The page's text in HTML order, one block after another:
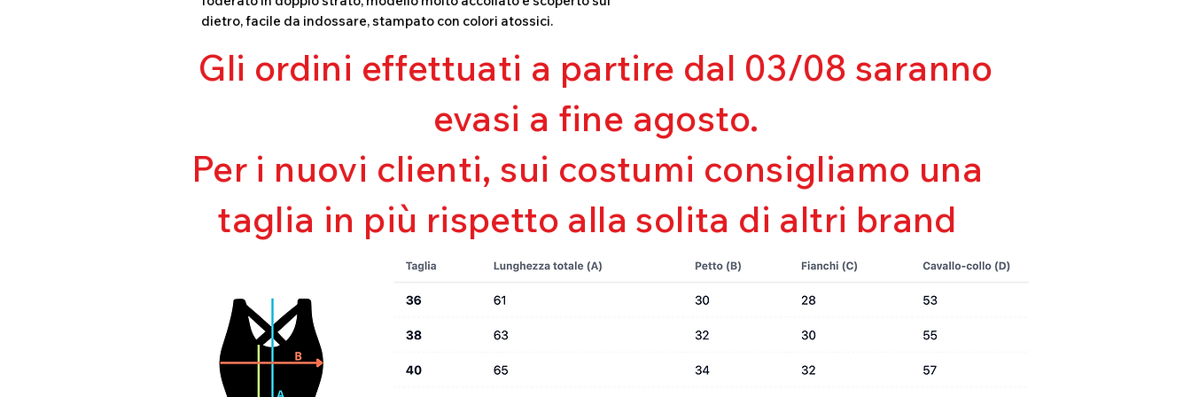
dietro, facile da indossare, stampato con colori atossici.
Bielastico
Gli ordini effettuati a partire dal 03/08 saranno
evasi a fine agosto.
Per i nuovi clienti, sui costumi consigliamo una
taglia in più rispetto alla solita di altri brand